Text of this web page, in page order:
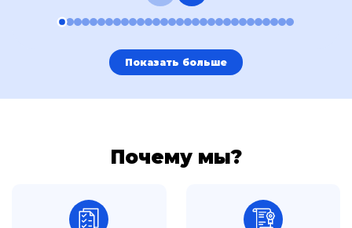
Показать больше
Почему мы?